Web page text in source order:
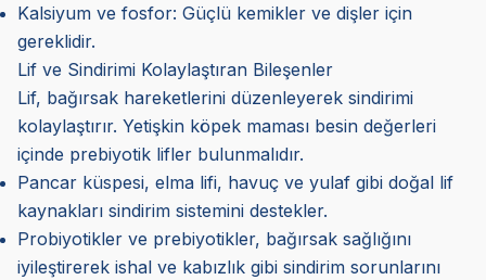
Kalsiyum ve fosfor: Güçlü kemikler ve dişler için
gereklidir.
Lif ve Sindirimi Kolaylaştıran Bileşenler
Lif, bağırsak hareketlerini düzenleyerek sindirimi
kolaylaştırır. Yetişkin köpek maması besin değerleri
içinde prebiyotik lifler bulunmalıdır.
Pancar küspesi, elma lifi, havuç ve yulaf gibi doğal lif
kaynakları sindirim sistemini destekler.
Probiyotikler ve prebiyotikler, bağırsak sağlığını
iyileştirerek ishal ve kabızlık gibi sindirim sorunlarını